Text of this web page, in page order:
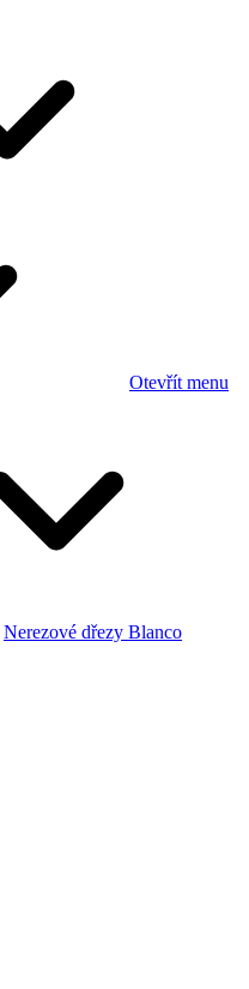
Otevřít menu
Nerezové dřezy Blanco